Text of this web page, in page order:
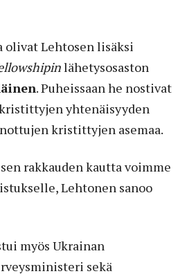
olivat Lehtosen lisäksi
lähetysosaston
. Puheissaan he nostivat
yhtenäisyyden
kristittyjen asemaa.
rakkauden kautta voimme
Lehtonen sanoo
myös Ukrainan
sekä